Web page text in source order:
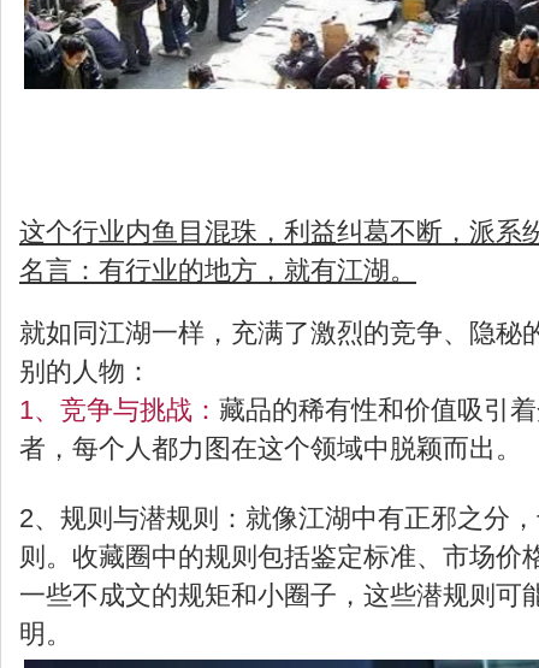
这个行业内鱼目混珠，利益纠葛不断，派系
名言：有行业的地方，就有江湖。
就如同江湖一样，充满了激烈的竞争、隐秘
别的人物：
1、竞争与挑战： 藏品的稀有性和价值吸引
者，每个人都力图在这个领域中脱颖而出。
2、规则与潜规则 ：就像江湖中有正邪之分
则。收藏圈中的规则包括鉴定标准、市场价
一些不成文的规矩和小圈子，这些潜规则可
明。